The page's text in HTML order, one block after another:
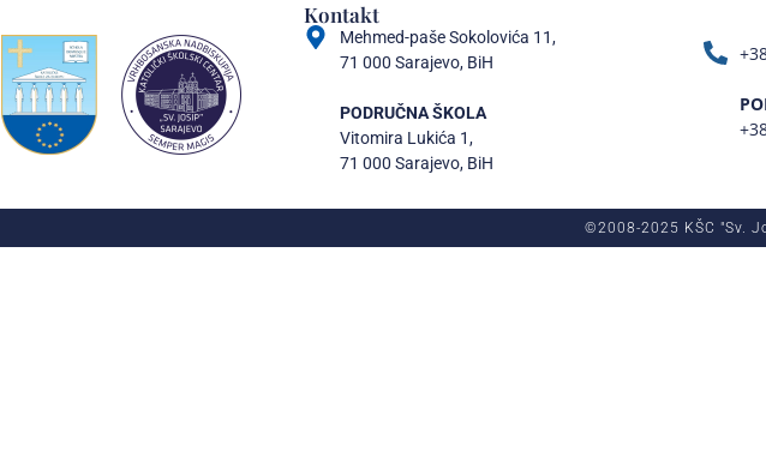
Kontakt
Mehmed-paše Sokolovića 11,
71 000 Sarajevo, BiH
PODRUČNA ŠKOLA
Vitomira Lukića 1,
71 000 Sarajevo, BiH
©2008-2025 KŠC "Sv.